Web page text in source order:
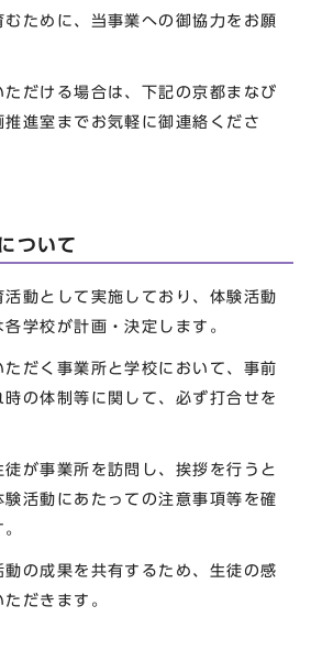
ために、当事業への御協力をお願
だける場合は、下記の京都まなび
進室までお気軽に御連絡くださ
ついて
動として実施しており、体験活動
学校が計画・決定します。
だく事業所と学校において、事前
の体制等に関して、必ず打合せを
が事業所を訪問し、挨拶を行うと
活動にあたっての注意事項等を確
の成果を共有するため、生徒の感
だきます。